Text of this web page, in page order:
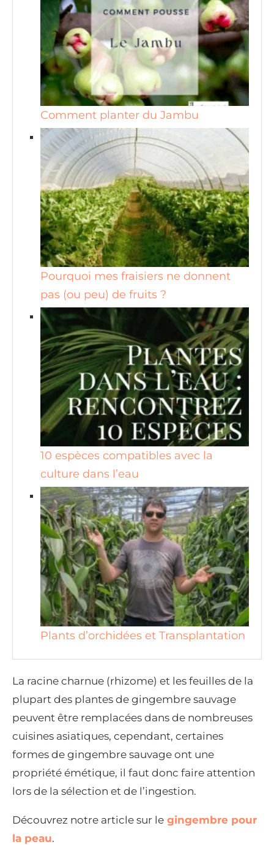
Comment planter du Jambu
Pourquoi mes fraisiers ne donnent
pas (ou peu) de fruits ?
10 espèces compatibles avec la
culture dans l’eau
Plants d’orchidées et Transplantation
La racine charnue (rhizome) et les feuilles de la
plupart des plantes de gingembre sauvage
peuvent être remplacées dans de nombreuses
cuisines asiatiques, cependant, certaines
formes de gingembre sauvage ont une
propriété émétique, il faut donc faire attention
lors de la sélection et de l’ingestion.
Découvrez notre article sur le gingembre pour
la peau.